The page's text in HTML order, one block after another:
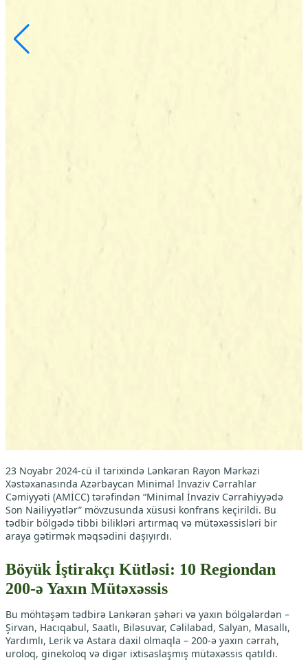
23 Noyabr 2024-cü il tarixində Lənkəran Rayon Mərkəzi
Xəstəxanasında Azərbaycan Minimal İnvaziv Cərrahlar
Cəmiyyəti (AMİCC) tərəfindən “Minimal İnvaziv Cərrahiyyədə
Son Nailiyyətlər” mövzusunda xüsusi konfrans keçirildi. Bu
tədbir bölgədə tibbi bilikləri artırmaq və mütəxəssisləri bir
araya gətirmək məqsədini daşıyırdı.
Böyük İştirakçı Kütləsi: 10 Regiondan
200-ə Yaxın Mütəxəssis
Bu möhtəşəm tədbirə Lənkəran şəhəri və yaxın bölgələrdən –
Şirvan, Hacıqabul, Saatlı, Biləsuvar, Cəlilabad, Salyan, Masallı,
Yardımlı, Lerik və Astara daxil olmaqla – 200-ə yaxın cərrah,
uroloq, ginekoloq və digər ixtisaslaşmış mütəxəssis qatıldı.